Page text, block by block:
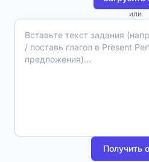
или
Получить